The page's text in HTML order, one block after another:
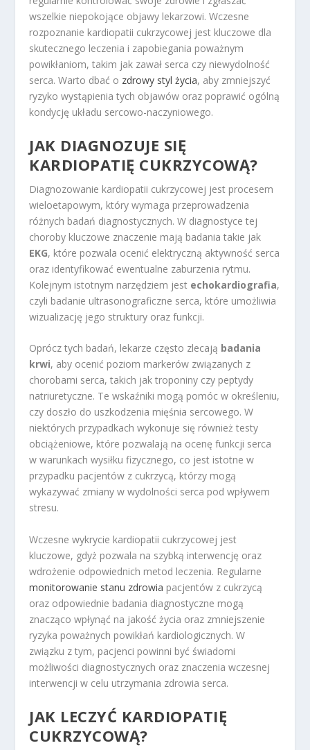
wszelkie niepokojące objawy lekarzowi. Wczesne
rozpoznanie kardiopatii cukrzycowej jest kluczowe dla
skutecznego leczenia i zapobiegania poważnym
powikłaniom, takim jak zawał serca czy niewydolność
serca. Warto dbać o zdrowy styl życia, aby zmniejszyć
ryzyko wystąpienia tych objawów oraz poprawić ogólną
kondycję układu sercowo-naczyniowego.
JAK DIAGNOZUJE SIĘ
KARDIOPATIĘ CUKRZYCOWĄ?
Diagnozowanie kardiopatii cukrzycowej jest procesem
wieloetapowym, który wymaga przeprowadzenia
różnych badań diagnostycznych. W diagnostyce tej
choroby kluczowe znaczenie mają badania takie jak
EKG, które pozwala ocenić elektryczną aktywność serca
oraz identyfikować ewentualne zaburzenia rytmu.
Kolejnym istotnym narzędziem jest echokardiografia,
czyli badanie ultrasonograficzne serca, które umożliwia
wizualizację jego struktury oraz funkcji.
Oprócz tych badań, lekarze często zlecają badania
krwi, aby ocenić poziom markerów związanych z
chorobami serca, takich jak troponiny czy peptydy
natriuretyczne. Te wskaźniki mogą pomóc w określeniu,
czy doszło do uszkodzenia mięśnia sercowego. W
niektórych przypadkach wykonuje się również testy
obciążeniowe, które pozwalają na ocenę funkcji serca
w warunkach wysiłku fizycznego, co jest istotne w
przypadku pacjentów z cukrzycą, którzy mogą
wykazywać zmiany w wydolności serca pod wpływem
stresu.
Wczesne wykrycie kardiopatii cukrzycowej jest
kluczowe, gdyż pozwala na szybką interwencję oraz
wdrożenie odpowiednich metod leczenia. Regularne
monitorowanie stanu zdrowia pacjentów z cukrzycą
oraz odpowiednie badania diagnostyczne mogą
znacząco wpłynąć na jakość życia oraz zmniejszenie
ryzyka poważnych powikłań kardiologicznych. W
związku z tym, pacjenci powinni być świadomi
możliwości diagnostycznych oraz znaczenia wczesnej
interwencji w celu utrzymania zdrowia serca.
JAK LECZYĆ KARDIOPATIĘ
CUKRZYCOWĄ?